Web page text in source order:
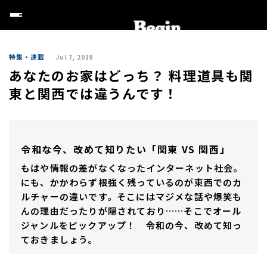
特集・連載 Jul 7, 2019
あなたのお家はどっち？ 料理道具も関
東と関西では違うんです！
令和な今、改めて知りたい「関東 VS 関西」
もはや情報の差がなくなったインターネット社会。
にも、かかわらず根強く残っているのが東西でのカ
ルチャーの違いです。そこにはマジメな話や爆笑も
んの理由だったりが隠されており……そこでオール
ジャンルをピックアップ！ 令和の今、改めて知っ
ておきましょう。